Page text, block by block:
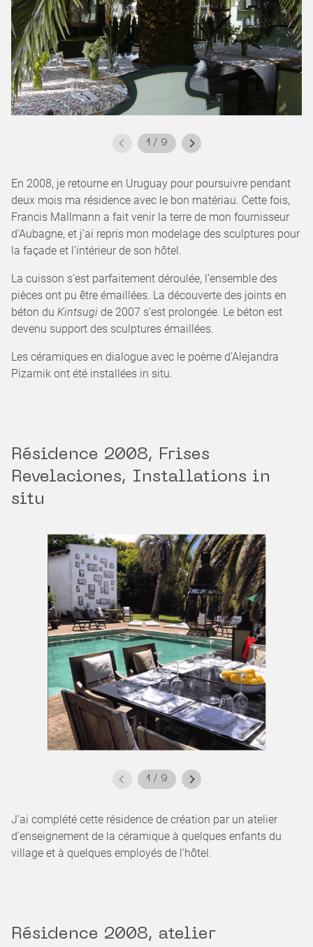
1 / 9
En 2008, je retourne en Uruguay pour poursuivre pendant
deux mois ma résidence avec le bon matériau. Cette fois,
Francis Mallmann a fait venir la terre de mon fournisseur
d’Aubagne, et j’ai repris mon modelage des sculptures pour
la façade et l’intérieur de son hôtel.
La cuisson s’est parfaitement déroulée, l’ensemble des
pièces ont pu être émaillées. La découverte des joints en
béton du Kintsugi de 2007 s’est prolongée. Le béton est
devenu support des sculptures émaillées.
Les céramiques en dialogue avec le poème d’Alejandra
Pizarnik ont été installées in situ.
Résidence 2008, Frises
Revelaciones, Installations in
situ
1 / 9
J’ai complété cette résidence de création par un atelier
d’enseignement de la céramique à quelques enfants du
village et à quelques employés de l’hôtel.
Résidence 2008, atelier